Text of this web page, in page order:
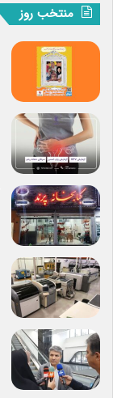
منتخب روز